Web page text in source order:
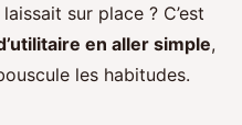
sur place ? C’est
en aller simple,
les habitudes.